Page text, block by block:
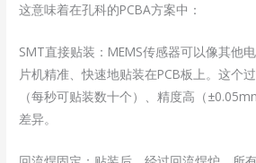
这意味着在孔科的PCBA方案中：
SMT直接贴装：MEMS传感器可以像其他
片机精准、快速地贴装在PCB板上。这个
（每秒可贴装数十个）、精度高（
差异。